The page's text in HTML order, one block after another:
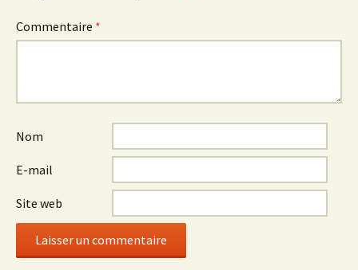
Commentaire *
Nom
E-mail
Site web